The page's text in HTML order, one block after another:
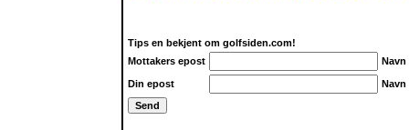
Tips en bekjent om golfsiden.com!
Mottakers epost
Navn
Din epost Navn